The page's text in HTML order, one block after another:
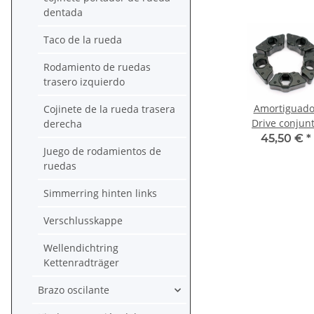
Drive
para Honda VT
45,50 € *
dentada
Taco de la rueda
Rodamiento de ruedas
trasero izquierdo
Cojinete de la rueda trasera
derecha
Juego de rodamientos de
ruedas
Simmerring hinten links
Verschlusskappe
Wellendichtring
Kettenradträger
Brazo oscilante